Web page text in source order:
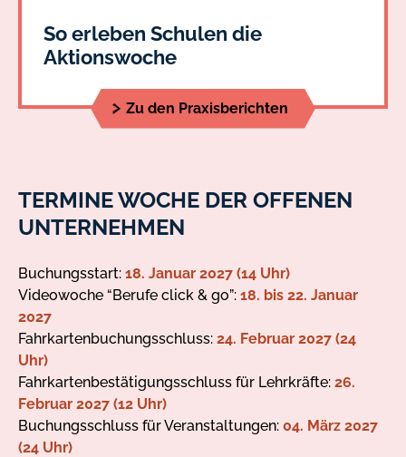
So erleben Schulen die
Aktionswoche
Zu den Praxisberichten
TERMINE WOCHE DER OFFENEN
UNTERNEHMEN
Buchungsstart: 18. Januar 2027 (14 Uhr)
Videowoche “Berufe click & go”: 18. bis 22. Januar
2027
Fahrkartenbuchungsschluss: 24. Februar 2027 (24
Uhr)
Fahrkartenbestätigungsschluss für Lehrkräfte: 26.
Februar 2027 (12 Uhr)
Buchungsschluss für Veranstaltungen: 04. März 2027
(24 Uhr)